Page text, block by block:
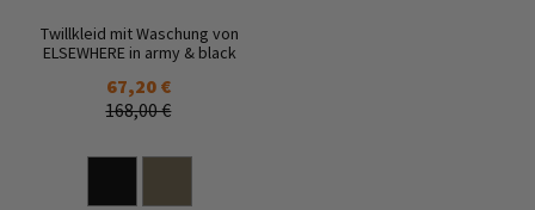
Twillkleid mit Waschung von
ELSEWHERE in army & black
67,20 €
168,00 €